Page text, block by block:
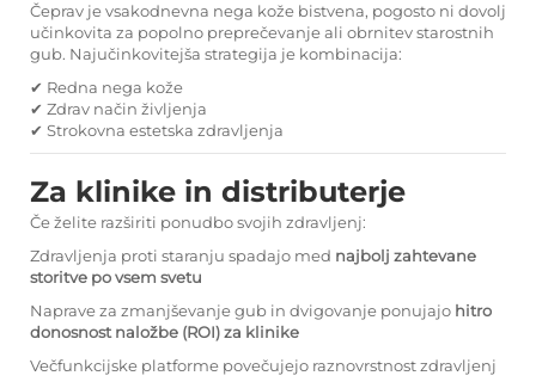
Čeprav je vsakodnevna nega kože bistvena, pogosto ni dovolj
učinkovita za popolno preprečevanje ali obrnitev starostnih
gub. Najučinkovitejša strategija je kombinacija:
✔ Redna nega kože
✔ Zdrav način življenja
✔ Strokovna estetska zdravljenja
Za klinike in distributerje
Če želite razširiti ponudbo svojih zdravljenj:
Zdravljenja proti staranju spadajo med najbolj zahtevane
storitve po vsem svetu
Naprave za zmanjševanje gub in dvigovanje ponujajo hitro
donosnost naložbe (ROI) za klinike
Večfunkcijske platforme povečujejo raznovrstnost zdravljenj